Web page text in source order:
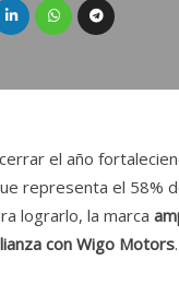
el año
representa el 58%
lograrlo, la marca
con Wigo Motors.